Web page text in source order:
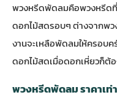
พวงหรีดพัดลมคือพวงหรีด
ดอกไม้สดรอบๆ ต่างจากพ
งานจะเหลือพัดลมให้ครอบ
ดอกไม้สดเมื่อดอกเหี่ยวก็ต้
พวงหรีดพัดลม ราคาเท่